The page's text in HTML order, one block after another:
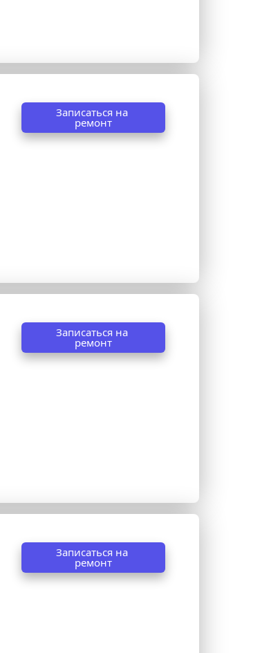
Записаться на
ремонт
Записаться на
ремонт
Записаться на
ремонт